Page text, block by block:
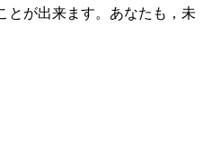
とが出来ます。あなたも，未